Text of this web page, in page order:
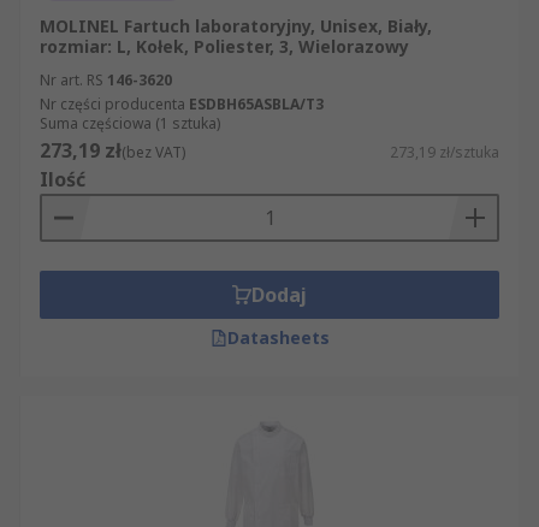
MOLINEL Fartuch laboratoryjny, Unisex, Biały,
rozmiar: L, Kołek, Poliester, 3, Wielorazowy
Nr art. RS 146-3620
Nr części producenta ESDBH65ASBLA/T3
Suma częściowa (1 sztuka)
273,19 zł(bez VAT) 273,19 zł/sztuka
Ilość
Dodaj
Datasheets